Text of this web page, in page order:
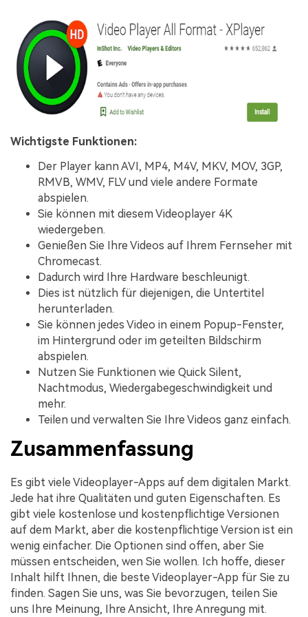
Wichtigste Funktionen:
Der Player kann AVI, MP4, M4V, MKV, MOV, 3GP,
RMVB, WMV, FLV und viele andere Formate
abspielen.
Sie können mit diesem Videoplayer 4K
wiedergeben.
Genießen Sie Ihre Videos auf Ihrem Fernseher mit
Chromecast.
Dadurch wird Ihre Hardware beschleunigt.
Dies ist nützlich für diejenigen, die Untertitel
herunterladen.
Sie können jedes Video in einem Popup-Fenster,
im Hintergrund oder im geteilten Bildschirm
abspielen.
Nutzen Sie Funktionen wie Quick Silent,
Nachtmodus, Wiedergabegeschwindigkeit und
mehr.
Teilen und verwalten Sie Ihre Videos ganz einfach.
Zusammenfassung
Es gibt viele Videoplayer-Apps auf dem digitalen Markt.
Jede hat ihre Qualitäten und guten Eigenschaften. Es
gibt viele kostenlose und kostenpflichtige Versionen
auf dem Markt, aber die kostenpflichtige Version ist ein
wenig einfacher. Die Optionen sind offen, aber Sie
müssen entscheiden, wen Sie wollen. Ich hoffe, dieser
Inhalt hilft Ihnen, die beste Videoplayer-App für Sie zu
finden. Sagen Sie uns, was Sie bevorzugen, teilen Sie
uns Ihre Meinung, Ihre Ansicht, Ihre Anregung mit.